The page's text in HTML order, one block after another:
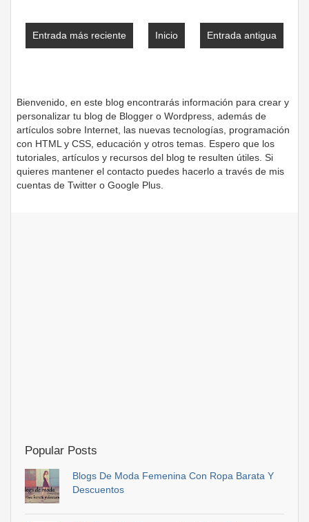
Entrada más reciente Entrada antigua
Inicio
Bienvenido, en este blog encontrarás información para crear y
personalizar tu blog de Blogger o Wordpress, además de
artículos sobre Internet, las nuevas tecnologías, programación
con HTML y CSS, educación y otros temas. Espero que los
tutoriales, artículos y recursos del blog te resulten útiles. Si
quieres mantener el contacto puedes hacerlo a través de mis
cuentas de Twitter o Google Plus.
Popular Posts
Blogs De Moda Femenina Con Ropa Barata Y
Descuentos